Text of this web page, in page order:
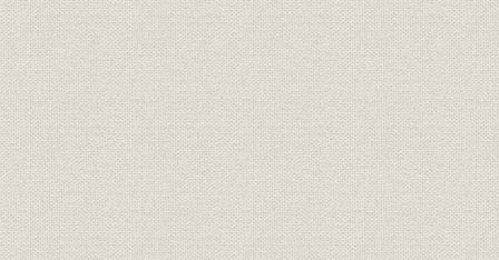
財務・業績;海外事業 海外現法の増資 骨子 1984年(
財務・業績;海外事業
海外現法の増資 その他現法の状
況
1984年(昭
海外事業;業界
海外現法の増資 増資現法の資本
金4社比較
1984年(昭